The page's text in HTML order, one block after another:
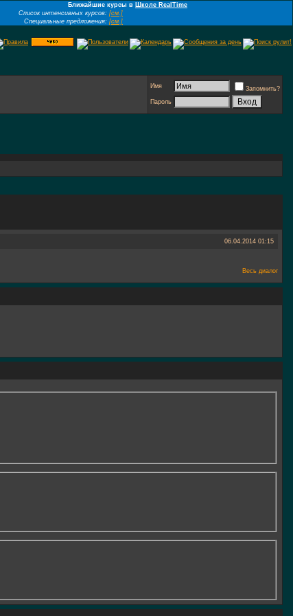
Ближайшие курсы в Школе RealTime
Список интенсивных курсов: [см.]
Специальные предложения: [см.]
Имя
Запомнить?
Пароль
06.04.2014 01:15
Весь диалог